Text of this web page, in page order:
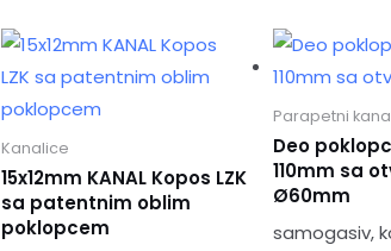
Kanalice
15x12mm KANAL Kopos LZK
sa patentnim oblim
poklopcem
Parapetni
Deo
110mm sa
Ø60mm
samogasiv,